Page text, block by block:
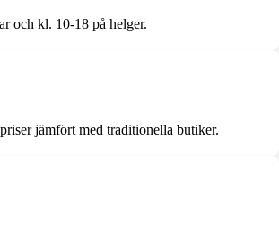
och kl. 10-18 på helger.
jämfört med traditionella butiker.